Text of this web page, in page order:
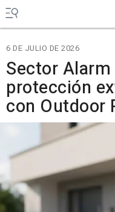
6 DE JULIO DE 2026
Sector
protección
con Outdoor